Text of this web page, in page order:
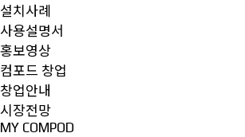
설치사례
사용설명서
홍보영상
컴포드 창업
창업안내
시장전망
MY COMPOD